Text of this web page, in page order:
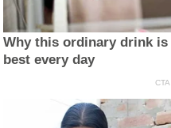
Why this ordinary drink
best every day